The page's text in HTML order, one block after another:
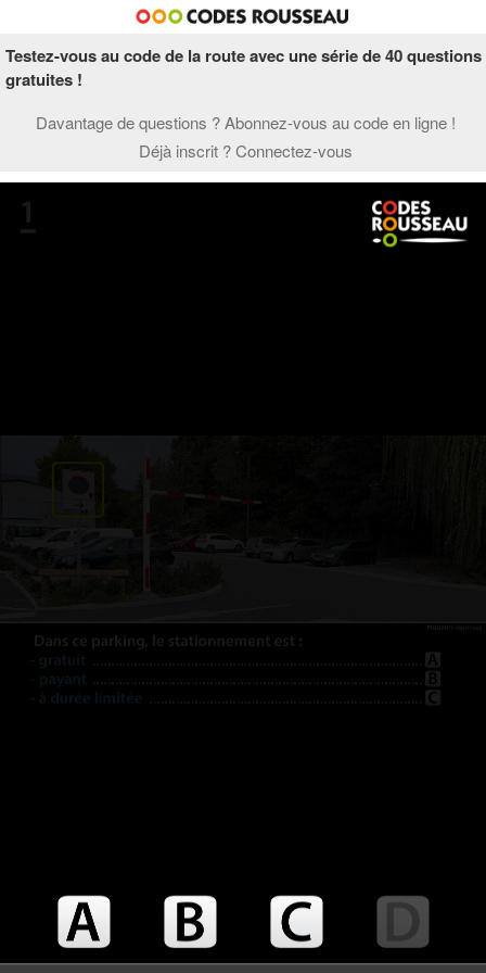
Testez-vous au code de la route avec une série de 40 questions
gratuites !
Davantage de questions ? Abonnez-vous au code en ligne !
Déjà inscrit ? Connectez-vous